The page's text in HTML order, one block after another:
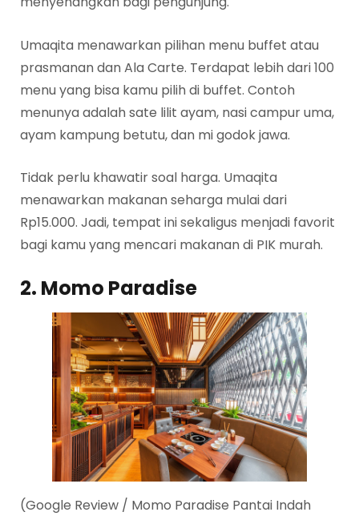
Umaqita menawarkan pilihan menu buffet atau
prasmanan dan Ala Carte. Terdapat lebih dari 100
menu yang bisa kamu pilih di buffet. Contoh
menunya adalah sate lilit ayam, nasi campur uma,
ayam kampung betutu, dan mi godok jawa.
Tidak perlu khawatir soal harga. Umaqita
menawarkan makanan seharga mulai dari
Rp15.000. Jadi, tempat ini sekaligus menjadi favorit
bagi kamu yang mencari makanan di PIK murah.
2. Momo Paradise
(Google Review / Momo Paradise Pantai Indah